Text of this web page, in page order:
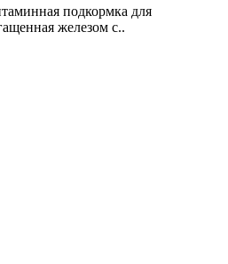
подкормка для
железом с..